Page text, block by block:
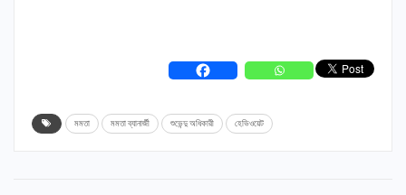
মমতা মমতা ব্যানার্জী শুভেন্দু অধিকারী হেভিওয়েট